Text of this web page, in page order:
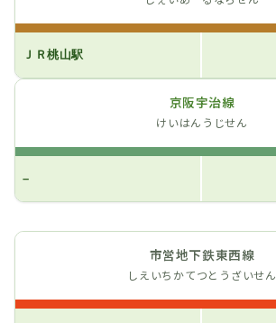
ＪＲ桃山駅
京阪宇治線
けいはんうじせん
–
市営地下鉄東西線
しえいちかてつとうざいせん